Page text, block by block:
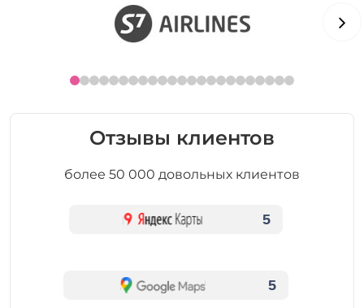
Отзывы клиентов
более 50 000 довольных клиентов
5
5